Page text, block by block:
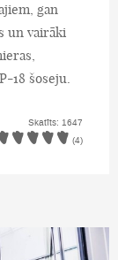
gan
un vairāki
18 šoseju.
Skatīts: 1647
(4)